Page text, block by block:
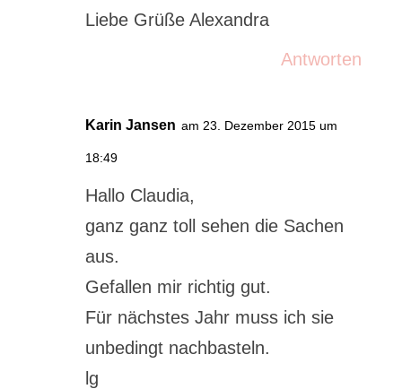
Liebe Grüße Alexandra
Antworten
Karin Jansen am 23. Dezember 2015 um
18:49
Hallo Claudia,
ganz ganz toll sehen die Sachen
aus.
Gefallen mir richtig gut.
Für nächstes Jahr muss ich sie
unbedingt nachbasteln.
lg